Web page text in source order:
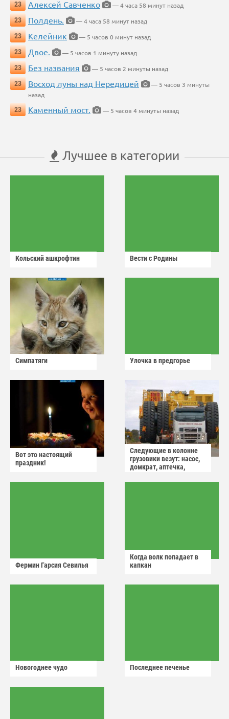
23
Алексей Савченко
— 4 часа 58 минут назад
23
Полдень.
— 4 часа 58 минут назад
23
Келейник
— 5 часов 0 минут назад
23
Двое.
— 5 часов 1 минуту назад
23
Без названия
— 5 часов 2 минуты назад
23
Восход луны над Нередицей
— 5 часов 3 минуты
назад
23
Каменный мост. — 5 часов 4 минуты назад
Лучшее в категории
Кольский ашкрофтин Вести с Родины
Симпатяги Улочка в предгорье
Вот это настоящий
праздник!
Следующие в колонне
грузовики везут: насос,
домкрат, аптечка,
Фермин Гарсия Севилья
Когда волк попадает в
капкан
Новогоднее чудо Последнее печенье